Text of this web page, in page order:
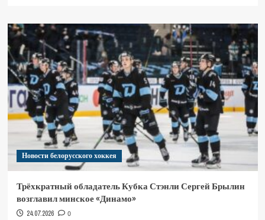
Новости белорусского хоккея
Трёхкратный обладатель Кубка Стэнли Сергей Брылин
возглавил минское «Динамо»
24.07.2026 0